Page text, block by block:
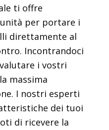
ti offre
per portare i
direttamente al
Incontrandoci
i vostri
massima
I nostri esperti
dei tuoi
di ricevere la